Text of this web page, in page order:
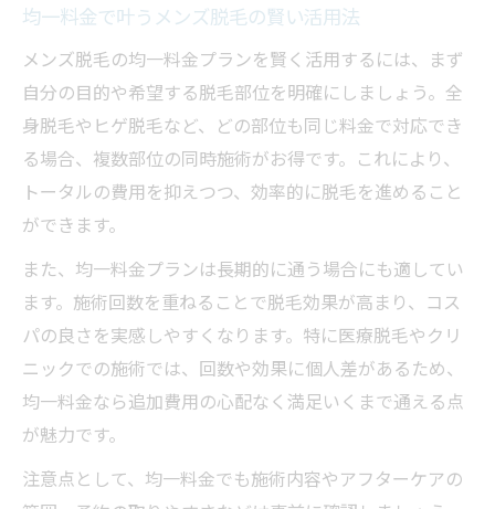
均一料金で叶うメンズ脱毛の賢い活用法
メンズ脱毛の均一料金プランを賢く活用するには、まず
自分の目的や希望する脱毛部位を明確にしましょう。全
身脱毛やヒゲ脱毛など、どの部位も同じ料金で対応でき
る場合、複数部位の同時施術がお得です。これにより、
トータルの費用を抑えつつ、効率的に脱毛を進めること
ができます。
また、均一料金プランは長期的に通う場合にも適してい
ます。施術回数を重ねることで脱毛効果が高まり、コス
パの良さを実感しやすくなります。特に医療脱毛やクリ
ニックでの施術では、回数や効果に個人差があるため、
均一料金なら追加費用の心配なく満足いくまで通える点
が魅力です。
注意点として、均一料金でも施術内容やアフターケアの